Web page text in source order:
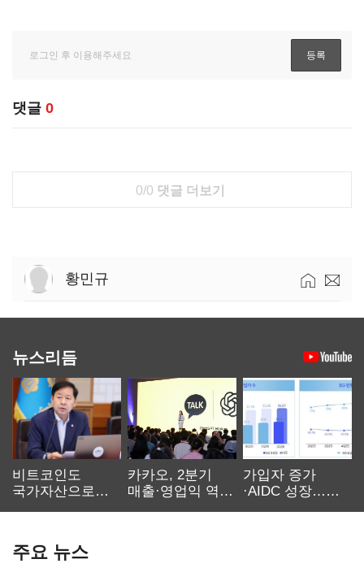
댓글 0
0/0 댓글 더보기
황민규
뉴스리듬
비트코인도
국가자산으로…'
카카오, 2분기
매출·영업익 역대
가입자 증가
·AIDC 성장…
주요 뉴스